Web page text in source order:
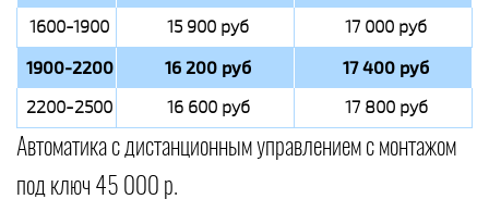
1600-1900 15 900 руб 17 000 руб
1900-2200 16 200 руб 17 400 руб
2200-2500 16 600 руб 17 800 руб
Автоматика с дистанционным управлением с монтажом
под ключ 45 000 р.